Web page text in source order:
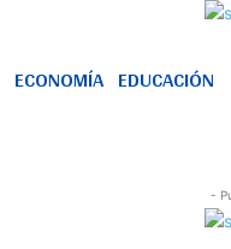
ECONOMÍA EDUCACIÓN
-